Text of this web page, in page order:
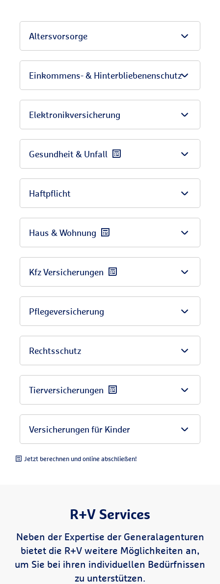
Altersvorsorge
Einkommens- & Hinterbliebenenschutz
Elektronikversicherung
Gesundheit & Unfall
Haftpflicht
Haus & Wohnung
Kfz Versicherungen
Pflegeversicherung
Rechtsschutz
Tierversicherungen
Versicherungen für Kinder
Jetzt berechnen und online abschließen!
R+V Services
Neben der Expertise der Generalagenturen
bietet die R+V weitere Möglichkeiten an,
um Sie bei ihren individuellen Bedürfnissen
zu unterstützen.